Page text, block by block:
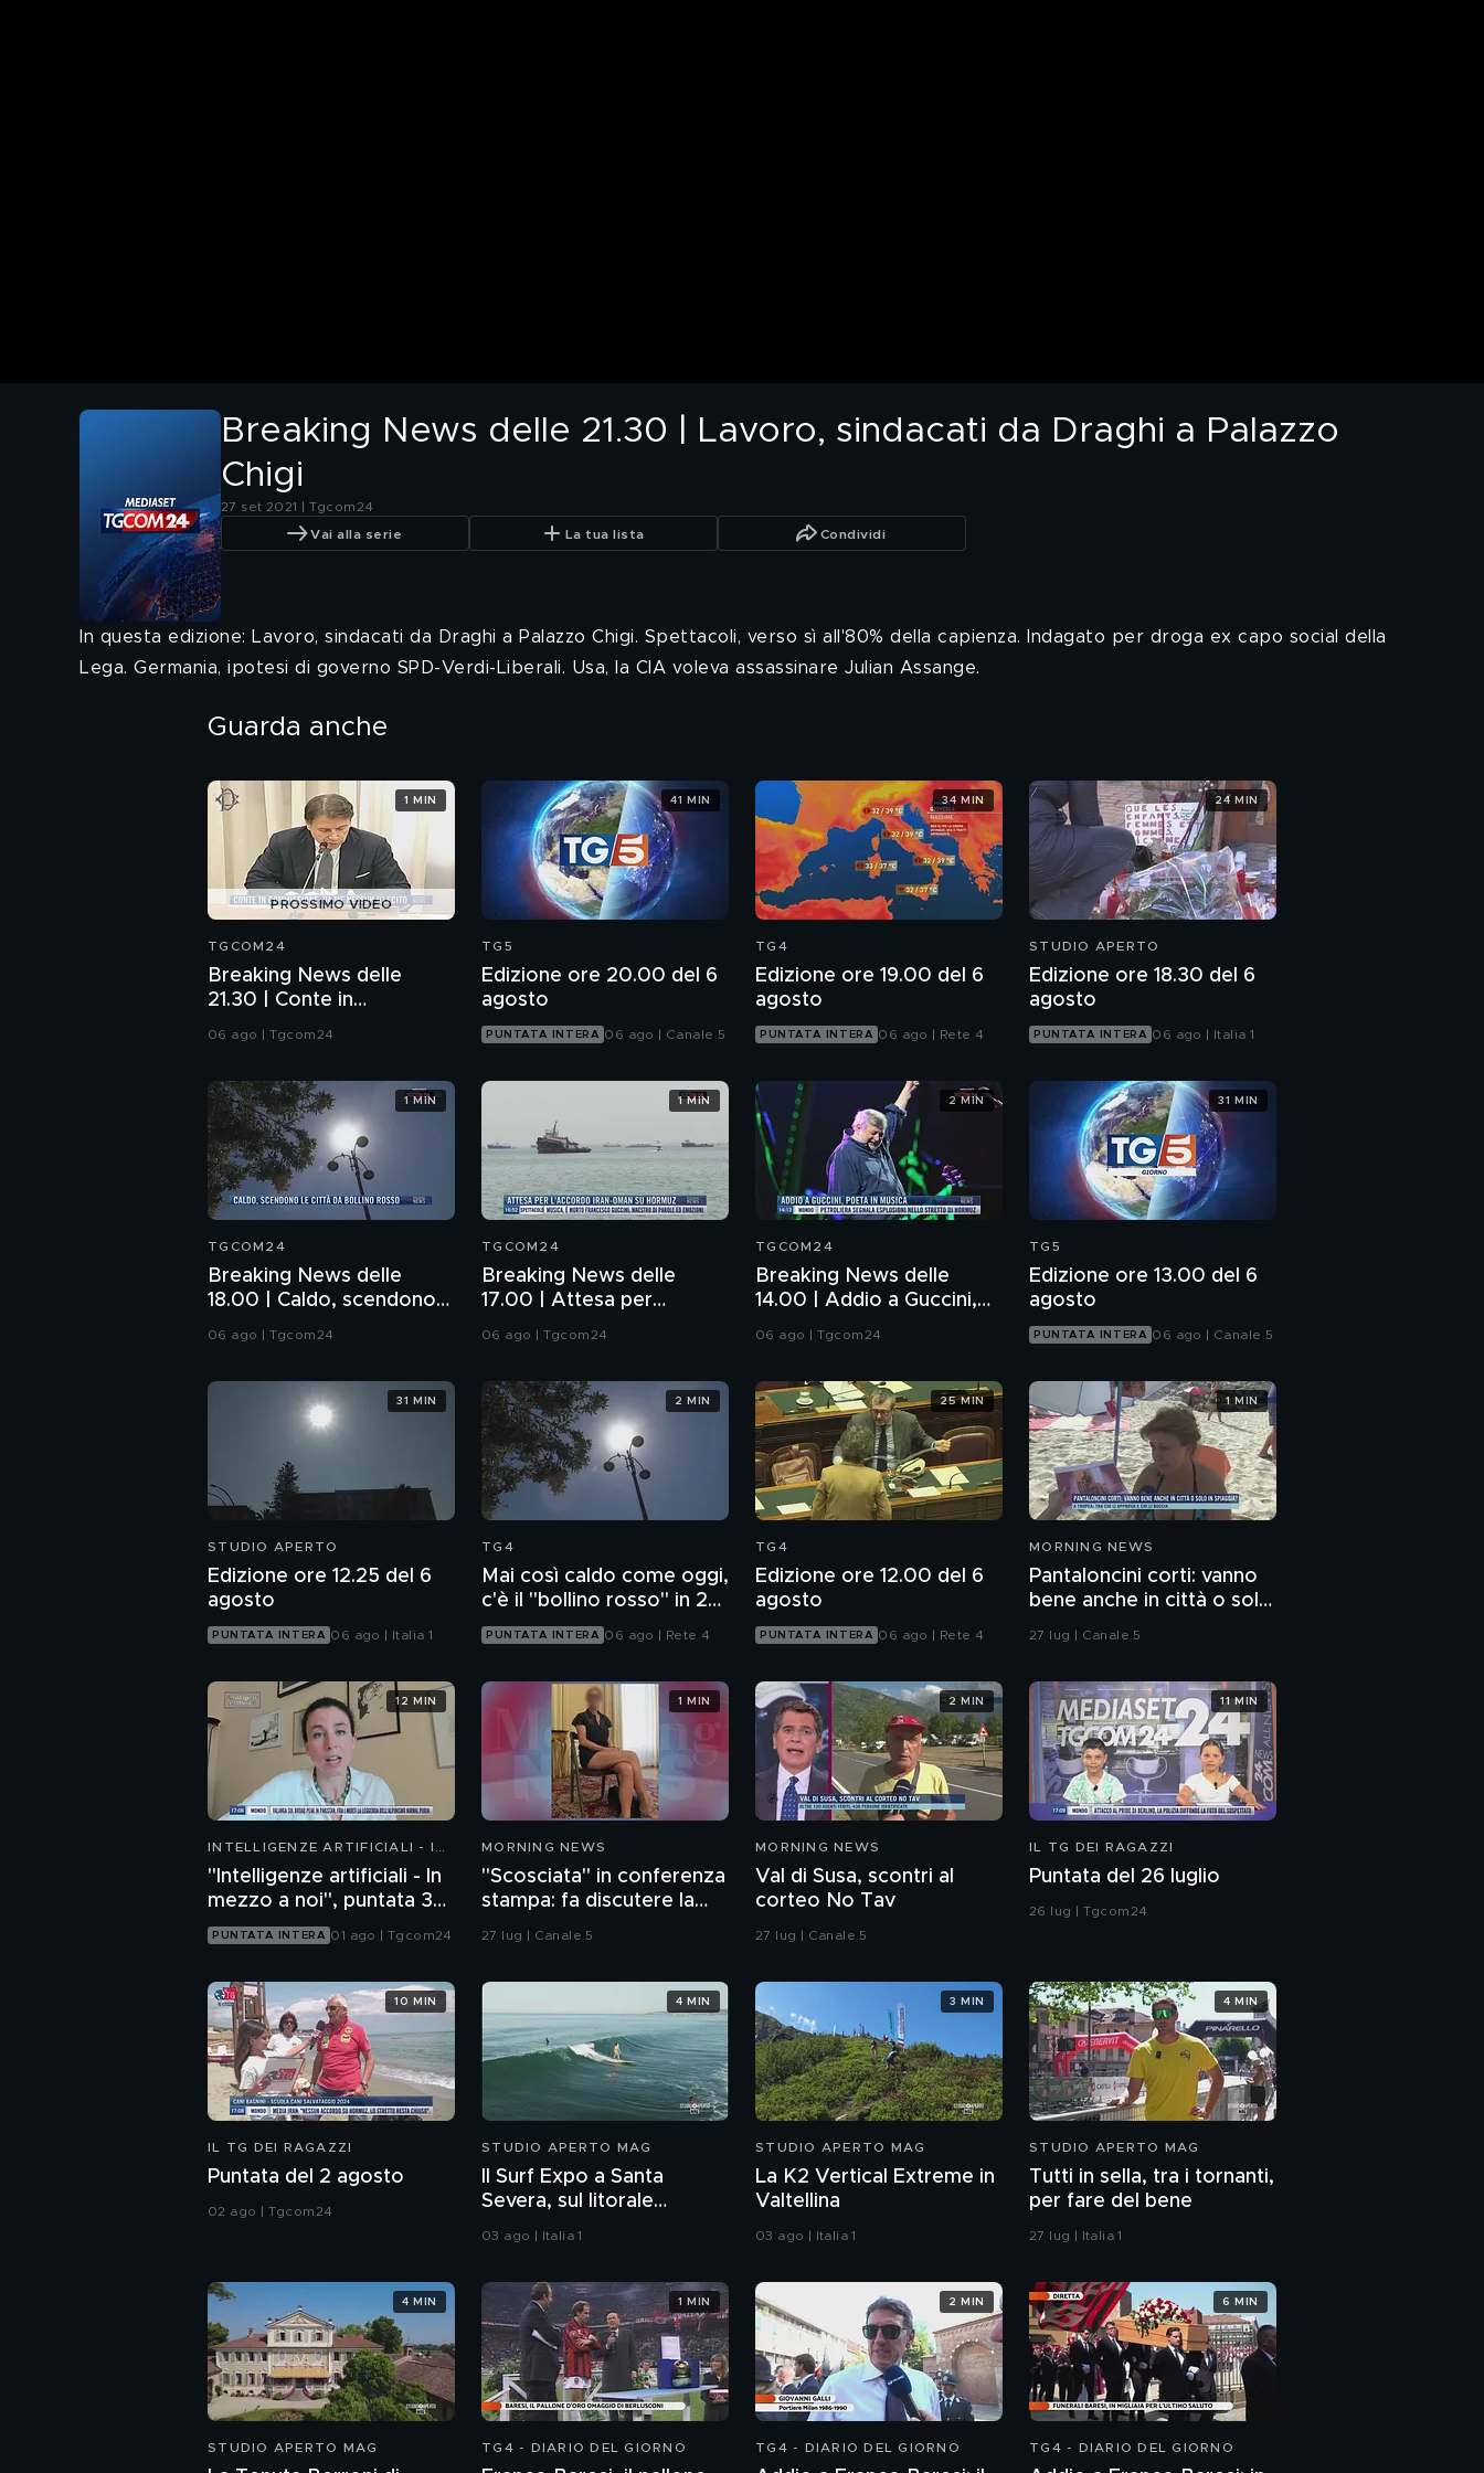
Breaking News delle 21.30 | Lavoro, sindacati da Draghi a Palazzo
Chigi
27 set 2021 | Tgcom24
Vai alla serie La tua lista Condividi
In questa edizione: Lavoro, sindacati da Draghi a Palazzo Chigi. Spettacoli, verso sì all'80% della capienza. Indagato per droga ex capo social della
Lega. Germania, ipotesi di governo SPD-Verdi-Liberali. Usa, la CIA voleva assassinare Julian Assange.
Guarda anche
PROSSIMO VIDEO
TGCOM24
Breaking News delle
21.30 | Conte in
Commissione: da me
06 ago | Tgcom24
1 MIN
TG5
Edizione ore 20.00 del 6
agosto
PUNTATA INTERA 06 ago | Canale 5
41 MIN
TG4
Edizione ore 19.00 del 6
agosto
PUNTATA INTERA 06 ago | Rete 4
34 MIN
STUDIO APERTO
Edizione ore 18.30 del 6
agosto
PUNTATA INTERA 06 ago | Italia 1
24 MIN
TGCOM24
Breaking News delle
18.00 | Caldo, scendono
le città da bollino rosso
06 ago | Tgcom24
1 MIN
TGCOM24
Breaking News delle
17.00 | Attesa per
l'accordo Iran-Oman su
06 ago | Tgcom24
1 MIN
TGCOM24
Breaking News delle
14.00 | Addio a Guccini,
poeta in musica
06 ago | Tgcom24
2 MIN
TG5
Edizione ore 13.00 del 6
agosto
PUNTATA INTERA 06 ago | Canale 5
31 MIN
STUDIO APERTO
Edizione ore 12.25 del 6
agosto
PUNTATA INTERA 06 ago | Italia 1
31 MIN
TG4
Mai così caldo come oggi,
c'è il "bollino rosso" in 27
città
PUNTATA INTERA 06 ago | Rete 4
2 MIN
TG4
Edizione ore 12.00 del 6
agosto
PUNTATA INTERA 06 ago | Rete 4
25 MIN
MORNING NEWS
Pantaloncini corti: vanno
bene anche in città o solo
in spiaggia?
27 lug | Canale 5
1 MIN
INTELLIGENZE ARTIFICIALI - IN
"Intelligenze artificiali - In
mezzo a noi", puntata 36:
chatbot emotivi e minori
PUNTATA INTERA 01 ago | Tgcom24
12 MIN
MORNING NEWS
"Scosciata" in conferenza
stampa: fa discutere la
vicesindaca di Livorno
27 lug | Canale 5
1 MIN
MORNING NEWS
Val di Susa, scontri al
corteo No Tav
27 lug | Canale 5
2 MIN
IL TG DEI RAGAZZI
Puntata del 26 luglio
26 lug | Tgcom24
11 MIN
IL TG DEI RAGAZZI
Puntata del 2 agosto
02 ago | Tgcom24
10 MIN
STUDIO APERTO MAG
Il Surf Expo a Santa
Severa, sul litorale
romano
03 ago | Italia 1
4 MIN
STUDIO APERTO MAG
La K2 Vertical Extreme in
Valtellina
03 ago | Italia 1
3 MIN
STUDIO APERTO MAG
Tutti in sella, tra i tornanti,
per fare del bene
27 lug | Italia 1
4 MIN
STUDIO APERTO MAG
4 MIN
TG4 - DIARIO DEL GIORNO
1 MIN
TG4 - DIARIO DEL GIORNO
2 MIN
TG4 - DIARIO DEL GIORNO
6 MIN